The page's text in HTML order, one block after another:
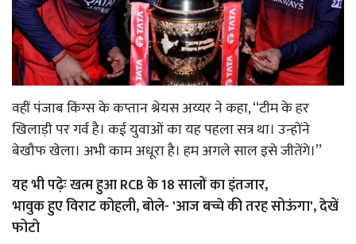
वहीं पंजाब किंग्स के कप्तान श्रेयस अय्यर ने कहा, ‘‘टीम के हर
खिलाड़ी पर गर्व है। कई युवाओं का यह पहला सत्र था। उन्होंने
बेखौफ खेला। अभी काम अधूरा है। हम अगले साल इसे जीतेंगे।’’
यह भी पढ़ेःखत्म हुआ RCB के 18 सालों का इंतजार,
भावुक हुए विराट कोहली, बोले- 'आज बच्चे की तरह सोऊंगा', देखें
फोटो